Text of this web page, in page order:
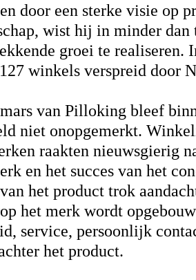
door een sterke visie op
wist hij in minder
groei te realiseren.
winkels verspreid door
van Pilloking bleef
niet onopgemerkt.
raakten nieuwsgierig
en het succes van het
het product trok
het merk wordt
service, persoonlijk
het product.